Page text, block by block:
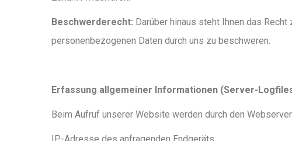
Beschwerderecht: Darüber hinaus steht Ihnen das
personenbezogenen Daten durch uns zu beschweren.
Erfassung allgemeiner Informationen (Server-
Beim Aufruf unserer Website werden durch den